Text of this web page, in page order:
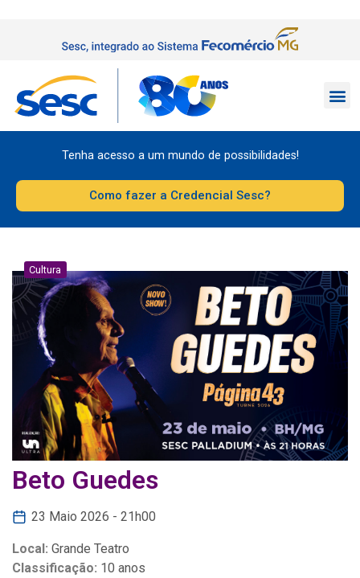
Tenha acesso a um mundo de possibilidades!
Como fazer a Credencial Sesc?
Cultura
Beto Guedes
23 Maio 2026 - 21h00
Local: Grande Teatro
Classificação: 10 anos